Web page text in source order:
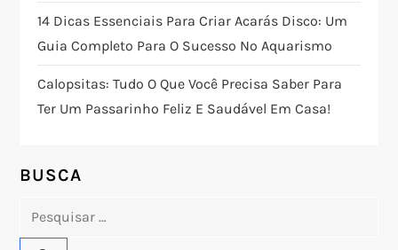
ã
o
d
P
o
14 Dicas Essenciais Para Criar Acarás Disco: Um
Guia Completo Para O Sucesso No Aquarismo
Calopsitas: Tudo O Que Você Precisa Saber Para
Ter Um Passarinho Feliz E Saudável Em Casa!
BUSCA
Pesquisar